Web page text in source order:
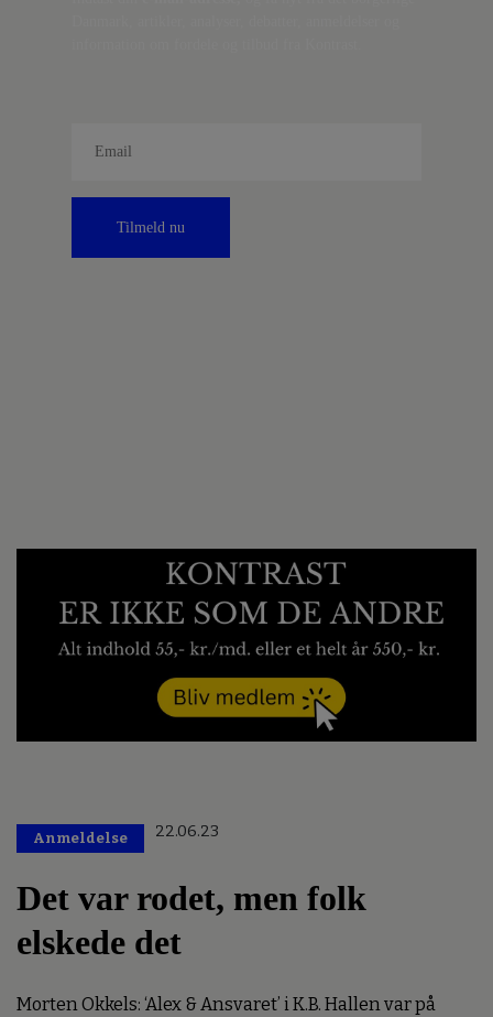
Tilmeld nu
Anmeldelse 22.06.23
Det var rodet, men folk
elskede det
Morten Okkels: ‘Alex & Ansvaret’ i K.B. Hallen var på